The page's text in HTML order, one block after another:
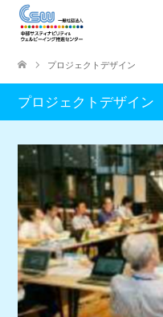
プロジェクトデザイン
プロジェクトデザイン